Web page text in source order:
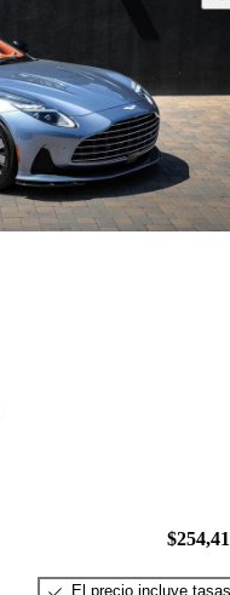
El precio incluye tasas